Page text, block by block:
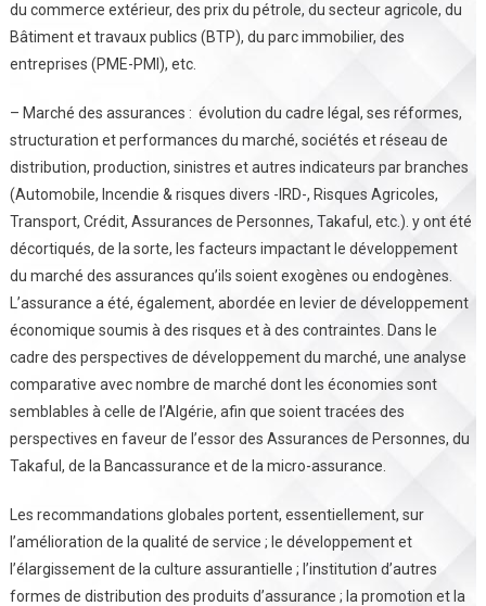
du commerce extérieur, des prix du pétrole, du secteur agricole, du
Bâtiment et travaux publics (BTP), du parc immobilier, des
entreprises (PME-PMI), etc.
– Marché des assurances : évolution du cadre légal, ses réformes,
structuration et performances du marché, sociétés et réseau de
distribution, production, sinistres et autres indicateurs par branches
(Automobile, Incendie & risques divers -IRD-, Risques Agricoles,
Transport, Crédit, Assurances de Personnes, Takaful, etc.). y ont été
décortiqués, de la sorte, les facteurs impactant le développement
du marché des assurances qu’ils soient exogènes ou endogènes.
L’assurance a été, également, abordée en levier de développement
économique soumis à des risques et à des contraintes. Dans le
cadre des perspectives de développement du marché, une analyse
comparative avec nombre de marché dont les économies sont
semblables à celle de l’Algérie, afin que soient tracées des
perspectives en faveur de l’essor des Assurances de Personnes, du
Takaful, de la Bancassurance et de la micro-assurance.
Les recommandations globales portent, essentiellement, sur
l’amélioration de la qualité de service ; le développement et
l’élargissement de la culture assurantielle ; l’institution d’autres
formes de distribution des produits d’assurance ; la promotion et la